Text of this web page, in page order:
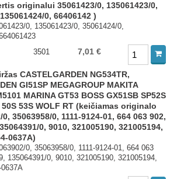
originalui 35061423/0, 135061423/0,
0, 66406142 )
0, 135061423/0, 35061424/0,
3501 7,01 €
CASTELGARDEN NG534TR,
GI51SP MEGAGROUP MAKITA
MARINA GT53 BOSS GX51SB SP52S
50S 53S WOLF RT (keičiamas originalo
0, 35063958/0, 1111-9124-01, 664 063 902,
0, 9010, 321005190, 321005194,
0637A)
0, 35063958/0, 1111-9124-01, 664 063
135064391/0, 9010, 321005190, 321005194,